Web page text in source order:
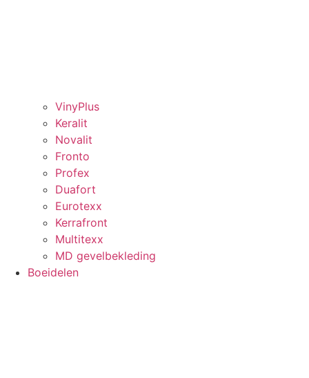
VinyPlus
Keralit
Novalit
Fronto
Profex
Duafort
Eurotexx
Kerrafront
Multitexx
MD gevelbekleding
Boeidelen